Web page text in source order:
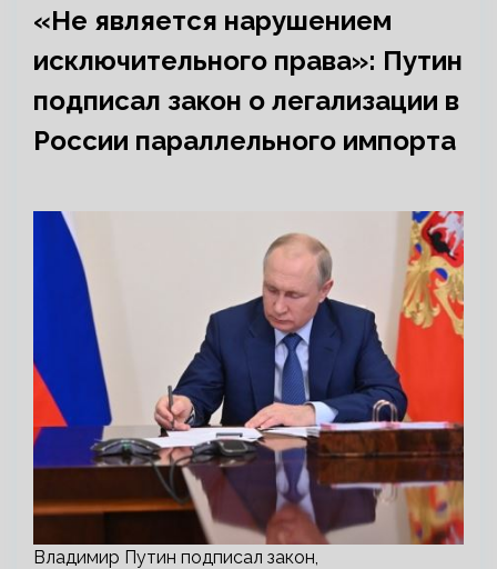
«Не является нарушением
исключительного права»: Путин
подписал закон о легализации в
России параллельного импорта
Владимир Путин подписал закон,